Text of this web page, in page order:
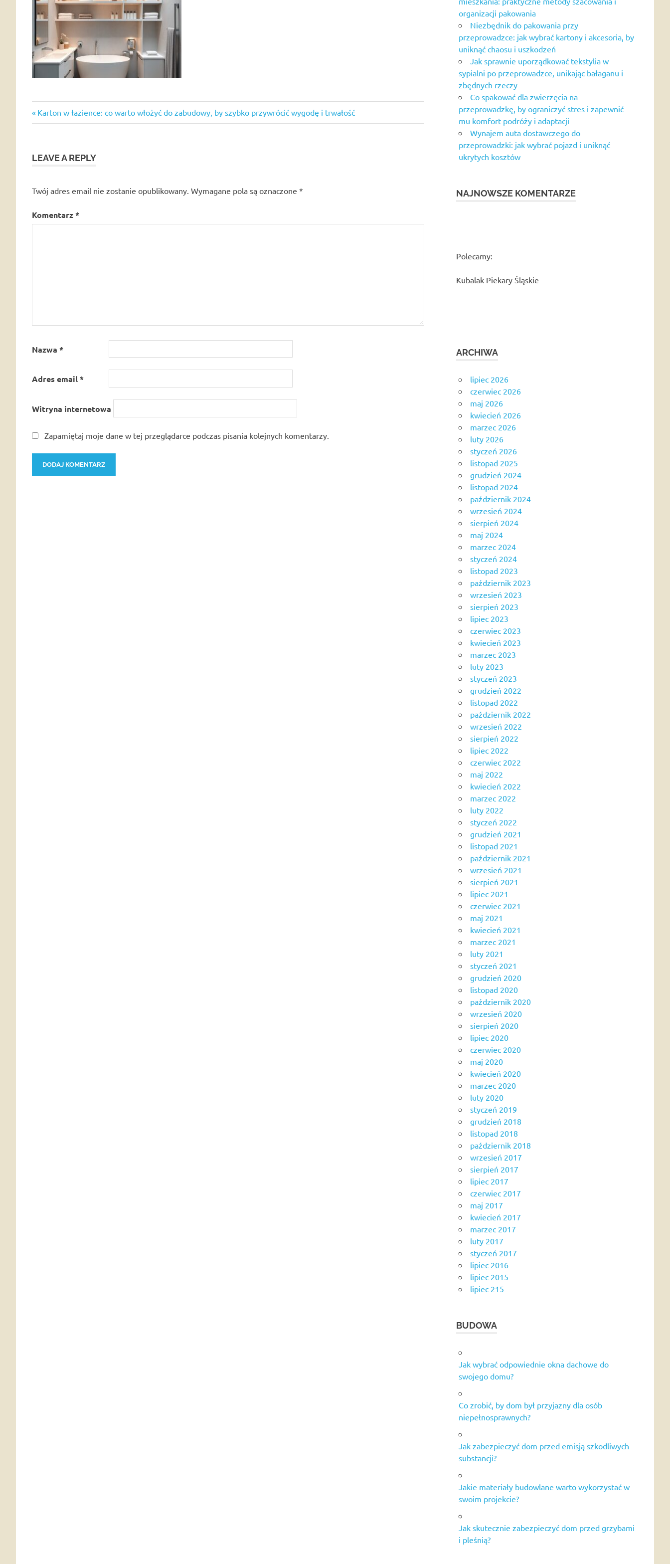
Nawigacja
Previous
Post:
Karton w łazience: co warto włożyć do zabudowy, by szybko przywrócić wygodę i trwałość
LEAVE A REPLY
Twój adres email nie zostanie opublikowany. Wymagane pola są oznaczone *
Komentarz*
Nazwa *
Adres email*
Witryna internetowa
Zapamiętaj moje dane w tej przeglądarce podczas pisania kolejnych komentarzy.
organizacji pakowania
Niezbędnik do pakowania przy
przeprowadzce: jak wybrać kartony i akcesoria, by
uniknąć chaosu i uszkodzeń
Jak sprawnie uporządkować tekstylia w
sypialni po przeprowadzce, unikając bałaganu i
zbędnych rzeczy
Co spakować dla zwierzęcia na
przeprowadzkę, by ograniczyć stres i zapewnić
mu komfort podróży i adaptacji
Wynajem auta dostawczego do
przeprowadzki: jak wybrać pojazd i uniknąć
ukrytych kosztów
NAJNOWSZE KOMENTARZE
Polecamy:
Kubalak Piekary Śląskie
ARCHIWA
lipiec 2026
czerwiec 2026
maj 2026
kwiecień 2026
marzec 2026
luty 2026
styczeń 2026
listopad 2025
grudzień 2024
listopad 2024
październik 2024
wrzesień 2024
sierpień 2024
maj 2024
marzec 2024
styczeń 2024
listopad 2023
październik 2023
wrzesień 2023
sierpień 2023
lipiec 2023
czerwiec 2023
kwiecień 2023
marzec 2023
luty 2023
styczeń 2023
grudzień 2022
listopad 2022
październik 2022
wrzesień 2022
sierpień 2022
lipiec 2022
czerwiec 2022
maj 2022
kwiecień 2022
marzec 2022
luty 2022
styczeń 2022
grudzień 2021
listopad 2021
październik 2021
wrzesień 2021
sierpień 2021
lipiec 2021
czerwiec 2021
maj 2021
kwiecień 2021
marzec 2021
luty 2021
styczeń 2021
grudzień 2020
listopad 2020
październik 2020
wrzesień 2020
sierpień 2020
lipiec 2020
czerwiec 2020
maj 2020
kwiecień 2020
marzec 2020
luty 2020
styczeń 2019
grudzień 2018
listopad 2018
październik 2018
wrzesień 2017
sierpień 2017
lipiec 2017
czerwiec 2017
maj 2017
kwiecień 2017
marzec 2017
luty 2017
styczeń 2017
lipiec 2016
lipiec 2015
lipiec 215
BUDOWA
Jak wybrać odpowiednie okna dachowe do
swojego domu?
Co zrobić, by dom był przyjazny dla osób
niepełnosprawnych?
Jak zabezpieczyć dom przed emisją szkodliwych
substancji?
Jakie materiały budowlane warto wykorzystać w
swoim projekcie?
Jak skutecznie zabezpieczyć dom przed grzybami
i pleśnią?